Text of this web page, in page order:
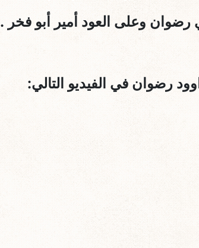
وعلى العود أمير أبو فخر .
رضوان في الفيديو التالي: